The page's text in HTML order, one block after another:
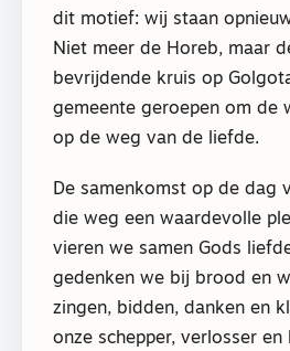
dit motief: wij staan
Niet meer de Horeb, maar
bevrijdende kruis op
gemeente geroepen om de
op de weg van de liefde.
De samenkomst op de dag
die weg een waardevolle
vieren we samen Gods
gedenken we bij brood en
zingen, bidden, danken en
onze schepper, verlosser en